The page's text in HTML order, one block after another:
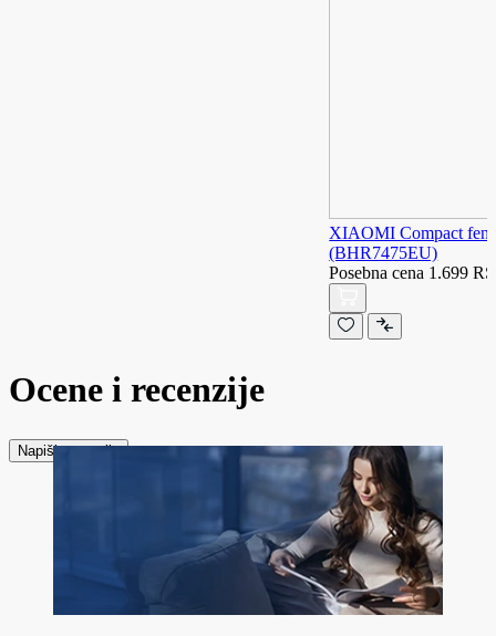
XIAOMI Compact fen
(BHR7475EU)
Posebna cena 1.699
Ocene i recenzije
Napiši recenziju